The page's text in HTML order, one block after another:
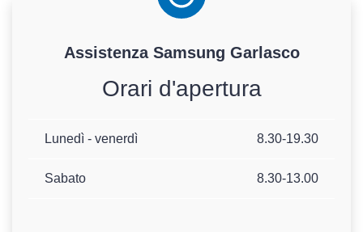
Assistenza Samsung Garlasco
Orari d'apertura
Lunedì - venerdì 8.30-19.30
Sabato 8.30-13.00